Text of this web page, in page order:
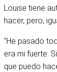
Louise tiene
hacer, pero,
“He pasado
era mi fuerte.
que puedo